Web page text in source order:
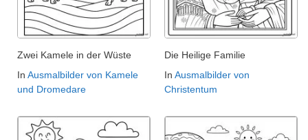
Zwei Kamele in der Wüste
In Ausmalbilder von Kamele
und Dromedare
Die Heilige Familie
In Ausmalbilder von
Christentum